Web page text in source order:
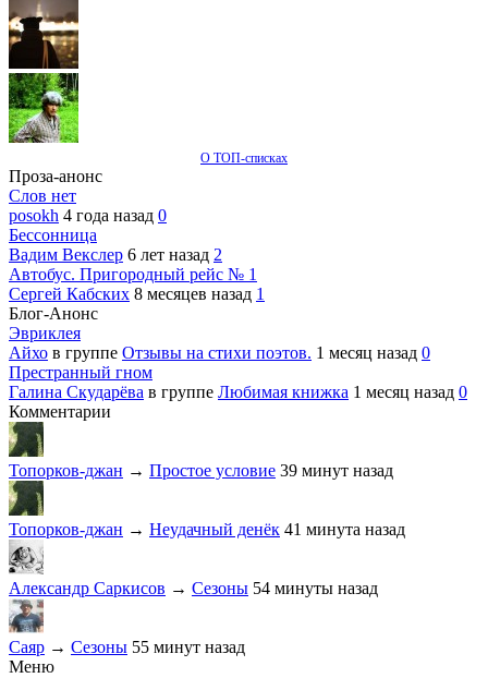
О ТОП-списках
Проза-анонс
Слов нет
posokh 4 года назад 0
Бессонница
Вадим Векслер 6 лет назад 2
Автобус. Пригородный рейс № 1
Сергей Кабских 8 месяцев назад 1
Блог-Анонс
Эвриклея
Айхо в группе Отзывы на стихи поэтов. 1 месяц назад 0
Престранный гном
Галина Скударёва в группе Любимая книжка 1 месяц назад 0
Комментарии
Топорков-джан → Простое условие 39 минут назад
Топорков-джан → Неудачный денёк 41 минута назад
Александр Саркисов → Сезоны 54 минуты назад
Саяр → Сезоны 55 минут назад
Меню